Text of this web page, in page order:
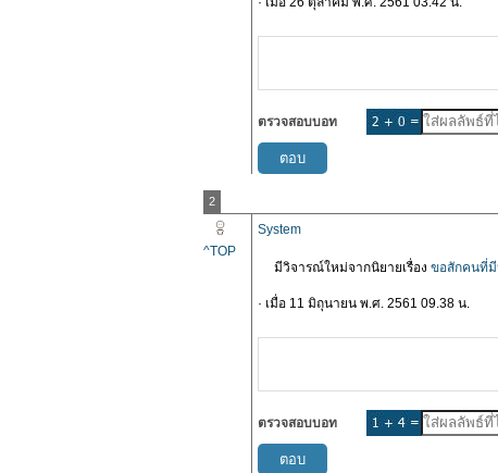
ตรวจสอบบอท
2
^TOP
System
มีวิจารณ์ใหม่จากนิยายเรื่อง ขอสักคนที่
· เมื่อ 11 มิถุนายน พ.ศ. 2561 09.38 น.
ตรวจสอบบอท